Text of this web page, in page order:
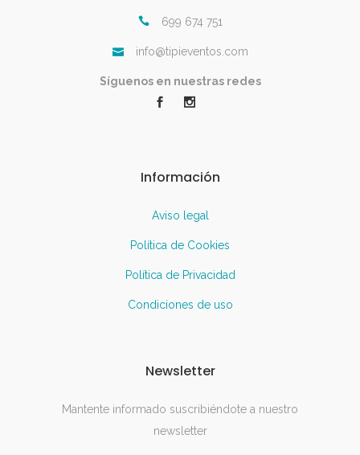
699 674 751
info@tipieventos.com
Síguenos en nuestras redes
Información
Aviso legal
Política de Cookies
Política de Privacidad
Condiciones de uso
Newsletter
Mantente informado suscribiéndote a nuestro
newsletter